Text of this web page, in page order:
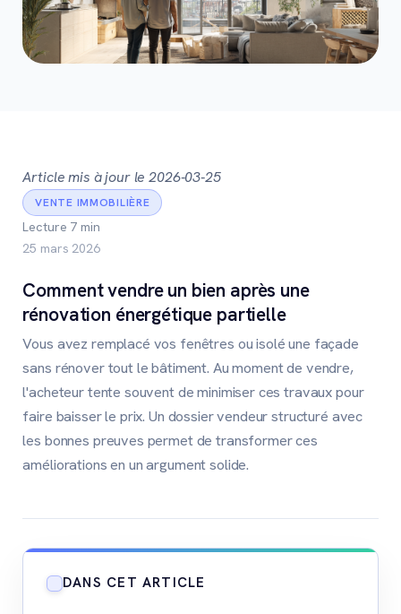
Article mis à jour le 2026-03-25
VENTE IMMOBILIÈRE
Lecture 7 min
25 mars 2026
Comment vendre un bien après une
rénovation énergétique partielle
Vous avez remplacé vos fenêtres ou isolé une façade
sans rénover tout le bâtiment. Au moment de vendre,
l'acheteur tente souvent de minimiser ces travaux pour
faire baisser le prix. Un dossier vendeur structuré avec
les bonnes preuves permet de transformer ces
améliorations en un argument solide.
DANS CET ARTICLE